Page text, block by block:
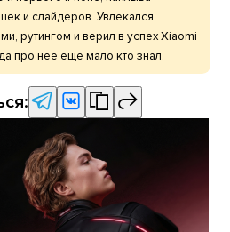
и слайдеров. Увлекался
рутингом и верил в успех Xiaomi
про неё ещё мало кто знал.